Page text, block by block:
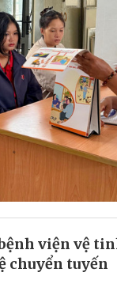
viện vệ
chuyển tuyến